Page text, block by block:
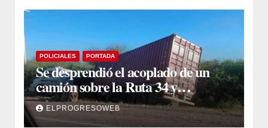
POLICIALES PORTADA
Se desprendió el acoplado de un
camión sobre la Ruta 34 y
camioneros se unieron para
retirarlo
ELPROGRESOWEB